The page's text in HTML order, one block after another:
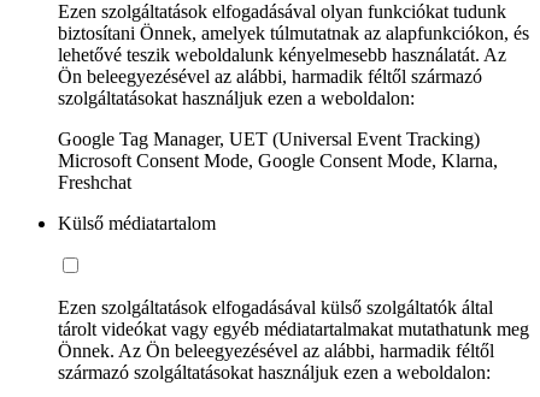
Ezen szolgáltatások elfogadásával olyan funkciókat tudunk
biztosítani Önnek, amelyek túlmutatnak az alapfunkciókon, és
lehetővé teszik weboldalunk kényelmesebb használatát. Az
Ön beleegyezésével az alábbi, harmadik féltől származó
szolgáltatásokat használjuk ezen a weboldalon:
Google Tag Manager, UET (Universal Event Tracking)
Microsoft Consent Mode, Google Consent Mode, Klarna,
Freshchat
Külső médiatartalom
Ezen szolgáltatások elfogadásával külső szolgáltatók által
tárolt videókat vagy egyéb médiatartalmakat mutathatunk meg
Önnek. Az Ön beleegyezésével az alábbi, harmadik féltől
származó szolgáltatásokat használjuk ezen a weboldalon: